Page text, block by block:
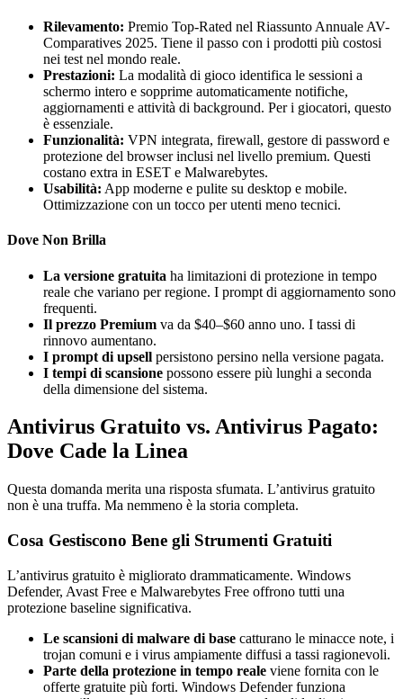
Rilevamento: Premio Top-Rated nel Riassunto Annuale AV-
Comparatives 2025. Tiene il passo con i prodotti più costosi
nei test nel mondo reale.
Prestazioni: La modalità di gioco identifica le sessioni a
schermo intero e sopprime automaticamente notifiche,
aggiornamenti e attività di background. Per i giocatori, questo
è essenziale.
Funzionalità: VPN integrata, firewall, gestore di password e
protezione del browser inclusi nel livello premium. Questi
costano extra in ESET e Malwarebytes.
Usabilità: App moderne e pulite su desktop e mobile.
Ottimizzazione con un tocco per utenti meno tecnici.
Dove Non Brilla
La versione gratuita ha limitazioni di protezione in tempo
reale che variano per regione. I prompt di aggiornamento sono
frequenti.
Il prezzo Premium va da $40–$60 anno uno. I tassi di
rinnovo aumentano.
I prompt di upsell persistono persino nella versione pagata.
I tempi di scansione possono essere più lunghi a seconda
della dimensione del sistema.
Antivirus Gratuito vs. Antivirus Pagato:
Dove Cade la Linea
Questa domanda merita una risposta sfumata. L’antivirus gratuito
non è una truffa. Ma nemmeno è la storia completa.
Cosa Gestiscono Bene gli Strumenti Gratuiti
L’antivirus gratuito è migliorato drammaticamente. Windows
Defender, Avast Free e Malwarebytes Free offrono tutti una
protezione baseline significativa.
Le scansioni di malware di base catturano le minacce note, i
trojan comuni e i virus ampiamente diffusi a tassi ragionevoli.
Parte della protezione in tempo reale viene fornita con le
offerte gratuite più forti. Windows Defender funziona